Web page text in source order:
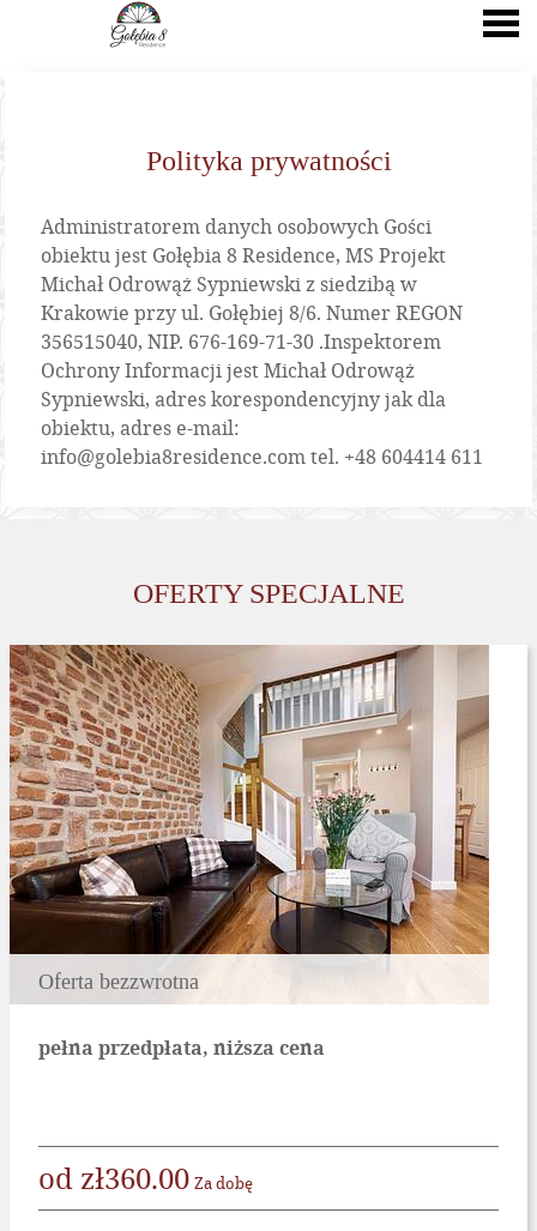
Polityka prywatności
Administratorem danych osobowych Gości
obiektu jest Gołębia 8 Residence, MS Projekt
Michał Odrowąż Sypniewski z siedzibą w
Krakowie przy ul. Gołębiej 8/6. Numer REGON
356515040, NIP. 676-169-71-30 .Inspektorem
Ochrony Informacji jest Michał Odrowąż
Sypniewski, adres korespondencyjny jak dla
obiektu, adres e-mail:
info@golebia8residence.com tel. +48 604414 611
OFERTY SPECJALNE
Oferta bezzwrotna
pełna przedpłata, niższa cena
od zł360.00 Za dobę